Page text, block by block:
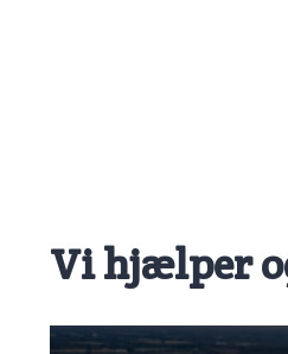
Vi hjælper